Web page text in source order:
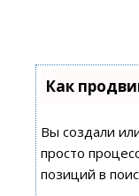
Как
Вы создали
просто
позиций в